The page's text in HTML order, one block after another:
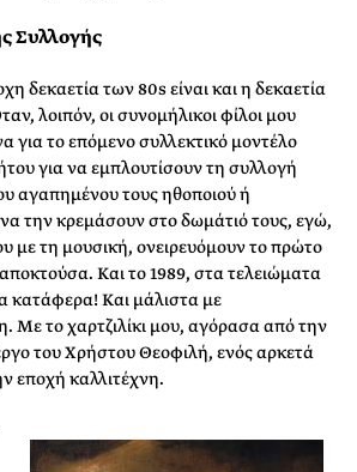
Συλλογής
δεκαετία των 80s είναι και η δεκαετία
λοιπόν, οι συνομήλικοι φίλοι μου
για το επόμενο συλλεκτικό μοντέλο
για να εμπλουτίσουν τη συλλογή
αγαπημένου τους ηθοποιού ή
την κρεμάσουν στο δωμάτιό τους, εγώ,
με τη μουσική, ονειρευόμουν το πρώτο
Και το 1989, στα τελειώματα
κατάφερα! Και μάλιστα με
Με το χαρτζιλίκι μου, αγόρασα από την
του Χρήστου Θεοφιλή, ενός αρκετά
εποχή καλλιτέχνη.